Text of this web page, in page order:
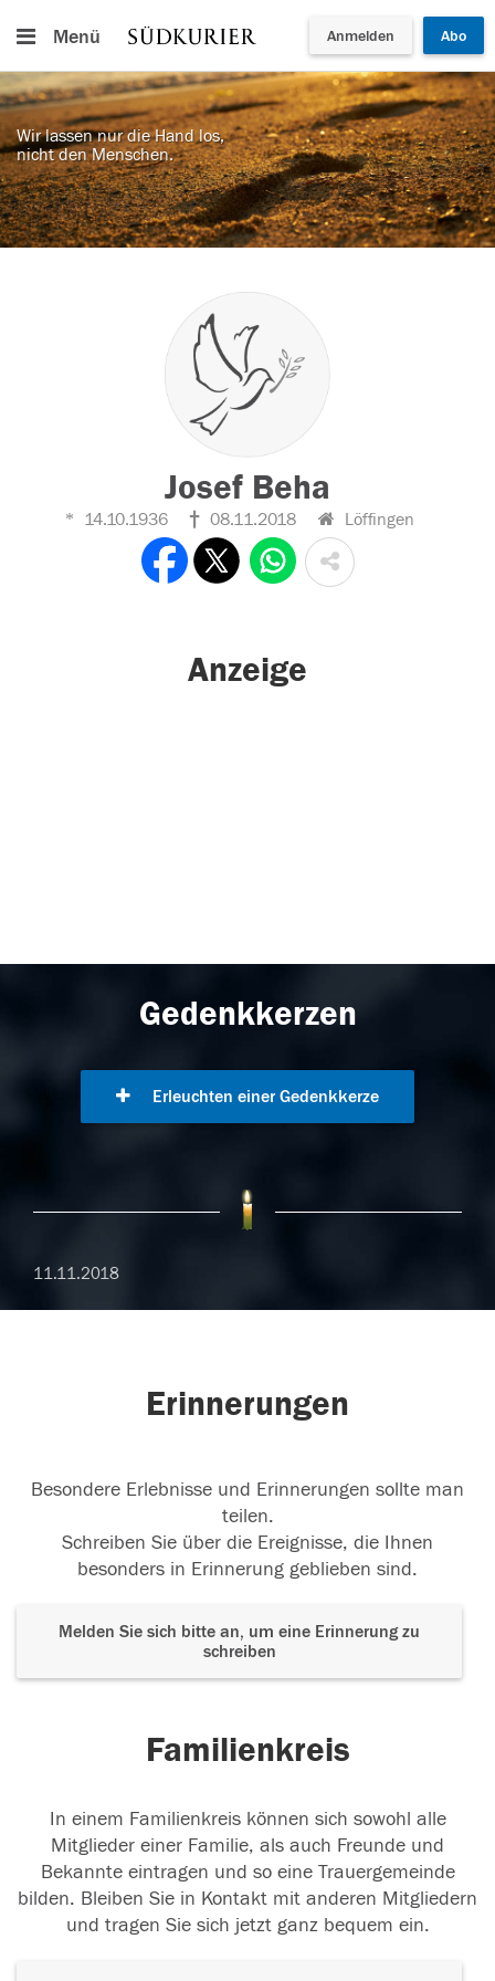
Menü Anmelden Abo
Wir lassen nur die Hand los,
nicht den Menschen.
Josef Beha
14.10.1936 08.11.2018 Löffingen
Anzeige
Gedenkkerzen
Erleuchten einer Gedenkkerze
11.11.2018
Erinnerungen
Besondere Erlebnisse und Erinnerungen sollte man
teilen.
Schreiben Sie über die Ereignisse, die Ihnen
besonders in Erinnerung geblieben sind.
Melden Sie sich bitte an, um eine Erinnerung zu
schreiben
Familienkreis
In einem Familienkreis können sich sowohl alle
Mitglieder einer Familie, als auch Freunde und
Bekannte eintragen und so eine Trauergemeinde
bilden. Bleiben Sie in Kontakt mit anderen Mitgliedern
und tragen Sie sich jetzt ganz bequem ein.